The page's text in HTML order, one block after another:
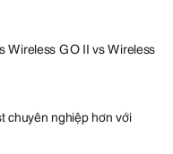
Wireless GO II vs Wireless
chuyên nghiệp hơn với